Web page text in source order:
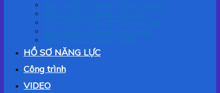
HỒ SƠ NĂNG LỰC
Công trình
VIDEO